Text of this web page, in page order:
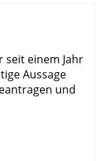
seit einem Jahr
Aussage
und